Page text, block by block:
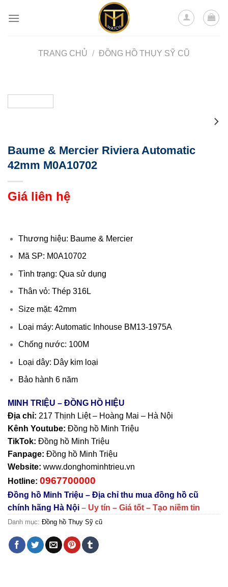
TRANG CHỦ / ĐỒNG HỒ THỤY SỸ CŨ
Baume & Mercier Riviera Automatic
42mm M0A10702
Giá liên hệ
Thương hiệu: Baume & Mercier
Mã SP: M0A10702
Tình trạng: Qua sử dụng
Thân vỏ: Thép 316L
Size mặt: 42mm
Loại máy: Automatic Inhouse BM13-1975A
Chống nước: 100M
Loại dây: Dây kim loại
Bảo hành 6 năm
MINH TRIỆU – ĐỒNG HỒ HIỆU
Địa chỉ: 217 Thịnh Liệt – Hoàng Mai – Hà Nội
Kênh Youtube: Đồng hồ Minh Triệu
TikTok: Đồng hồ Minh Triệu
Fanpage: Đồng hồ Minh Triệu
Website: www.donghominhtrieu.vn
Hotline: 0967700000
Đồng hồ Minh Triệu – Địa chỉ thu mua đồng hồ cũ
chính hãng Hà Nội – Uy tín – Giá tốt – Tạo niềm tin
Danh mục: Đồng hồ Thụy Sỹ cũ